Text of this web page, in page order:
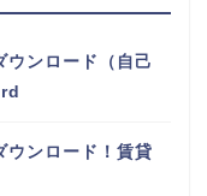
ウンロード（自己
ウンロード！賃貸